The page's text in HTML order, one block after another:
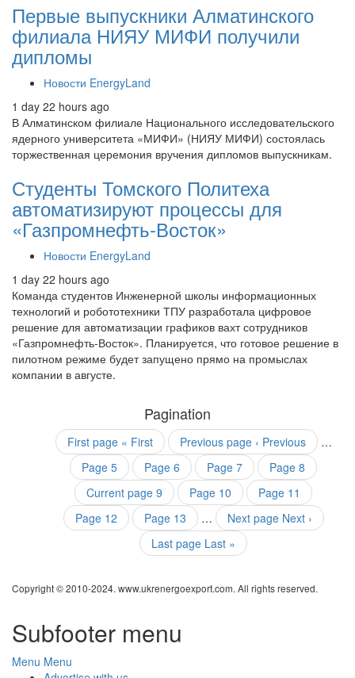
Первые выпускники Алматинского
филиала НИЯУ МИФИ получили
дипломы
Новости EnergyLand
1 day 22 hours ago
В Алматинском филиале Национального исследовательского
ядерного университета «МИФИ» (НИЯУ МИФИ) состоялась
торжественная церемония вручения дипломов выпускникам.
Студенты Томского Политеха
автоматизируют процессы для
«Газпромнефть-Восток»
Новости EnergyLand
1 day 22 hours ago
Команда студентов Инженерной школы информационных
технологий и робототехники ТПУ разработала цифровое
решение для автоматизации графиков вахт сотрудников
«Газпромнефть-Восток». Планируется, что готовое решение в
пилотном режиме будет запущено прямо на промыслах
компании в августе.
Pagination
First page « First Previous page ‹ Previous
…
Page 5 Page 6 Page 7 Page 8
Current page 9 Page 10 Page 11
Page 12 Page 13 … Next page Next ›
Last page Last »
Copyright © 2010-2024. www.ukrenergoexport.com. All rights reserved.
Subfooter menu
Menu Menu